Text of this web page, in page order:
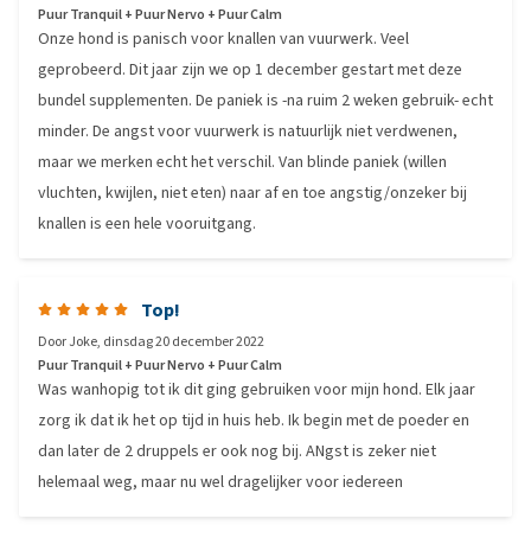
Puur Tranquil + Puur Nervo + Puur Calm
Onze hond is panisch voor knallen van vuurwerk. Veel
geprobeerd. Dit jaar zijn we op 1 december gestart met deze
bundel supplementen. De paniek is -na ruim 2 weken gebruik- echt
minder. De angst voor vuurwerk is natuurlijk niet verdwenen,
maar we merken echt het verschil. Van blinde paniek (willen
vluchten, kwijlen, niet eten) naar af en toe angstig/onzeker bij
knallen is een hele vooruitgang.
Top!
DoorJoke, dinsdag 20 december 2022
Puur Tranquil + Puur Nervo + Puur Calm
Was wanhopig tot ik dit ging gebruiken voor mijn hond. Elk jaar
zorg ik dat ik het op tijd in huis heb. Ik begin met de poeder en
dan later de 2 druppels er ook nog bij. ANgst is zeker niet
helemaal weg, maar nu wel dragelijker voor iedereen